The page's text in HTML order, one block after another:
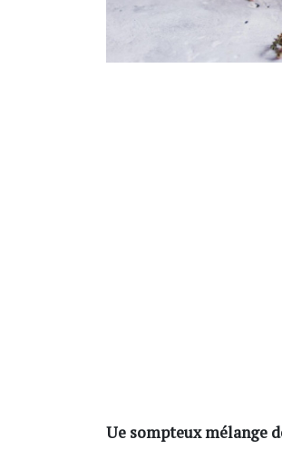
Ue sompteux mélange